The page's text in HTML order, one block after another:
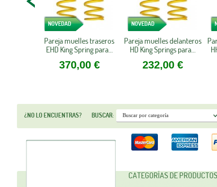
NOVEDAD
Pareja muelles traseros
EHD King Spring para...
370,00 €
NOVEDAD
Pareja muelles delanteros
HD King Springs para...
232,00 €
¿NO LO ENCUENTRAS? BUSCAR:
CATEGORÍAS DE PRODUCTOS